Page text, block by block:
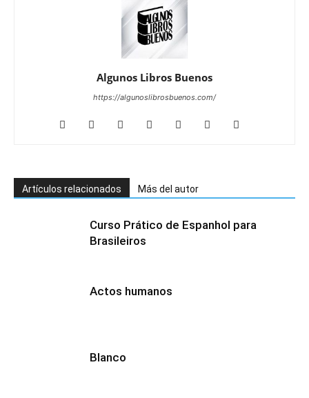
Algunos Libros Buenos
https://algunoslibrosbuenos.com/
Artículos relacionados Más del autor
Curso Prático de Espanhol para
Brasileiros
Actos humanos
Blanco